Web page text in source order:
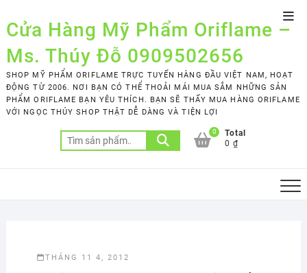
to
content
Cửa Hàng Mỹ Phẩm Oriflame –
Ms. Thúy Đỗ 0909502656
SHOP MỸ PHẨM ORIFLAME TRỰC TUYẾN HÀNG ĐẦU VIỆT NAM, HOẠT
ĐỘNG TỪ 2006. NƠI BẠN CÓ THỂ THOẢI MÁI MUA SẮM NHỮNG SẢN
PHẨM ORIFLAME BẠN YÊU THÍCH. BẠN SẼ THẤY MUA HÀNG ORIFLAME
VỚI NGỌC THÚY SHOP THẬT DỄ DÀNG VÀ TIỆN LỢI
Tìm
kiếm:
0
Total
0 ₫
THÁNG 11 4, 2012